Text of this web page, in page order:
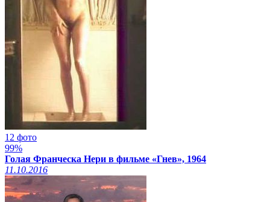
12 фото
99%
Голая Франческа Нери в фильме «Гнев», 1964
11.10.2016